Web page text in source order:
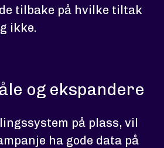
tilbake på hvilke tiltak
ikke.
og ekspandere
på plass, vil
ha gode data på